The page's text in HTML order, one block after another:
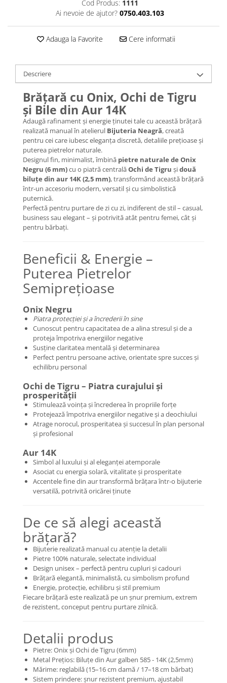
Lănțișoare cu Semilună
Lănțișoare cu Zodii
Lănțișoare cu Animale
Lănțișoare cu Molecule
Lănțișoare Argint Diverse
COLIERE CU PERLE
Coliere cu Perle Naturale
Coliere cu Perle Preciosa
COLIERE ȘNUR REGLABIL
Coliere cu Inimioare
Coliere cu Cruce
Coliere cu Stea
Coliere cu Soare
Coliere cu Semilună
Coliere cu Zodii
Coliere cu Flori
Coliere cu Animale
Coliere Diverse
BRĂȚĂRI
BRĂȚĂRI CU ȘNUR REGLABIL
Brățări din Argint cu șnur reglabil
BRĂȚĂRI CU PIETRE SEMIPREȚIOASE
Brățări din Aur cu pietre
semiprețioase
Brățări din Argint cu pietre
Brățări elastice cu pietre
semiprețioase
BRĂȚĂRI DE PICIOR
Brățări de picior din Aur
Brățări de picior din Argint
COLIERE
Coliere cu mărgele colorate și
Argint
Coliere cu pietre semiprețioase
Cod Produs: 1111
Ai nevoie de ajutor? 0750.403.103
Adauga la Favorite Cere informatii
Descriere
Brățară cu Onix, Ochi de Tigru
și Bile din Aur 14K
Adaugă rafinament și energie ținutei tale cu această brățară
realizată manual în atelierul Bijuteria Neagră, creată
pentru cei care iubesc eleganța discretă, detaliile prețioase și
puterea pietrelor naturale.
Designul fin, minimalist, îmbină pietre naturale de Onix
Negru (6 mm)cu o piatră centralăOchi de Tigru șidouă
biluțe din aur 14K (2,5 mm), transformând această brățară
într-un accesoriu modern, versatil și cu simbolistică
puternică.
Perfectă pentru purtare de zi cu zi, indiferent de stil – casual,
business sau elegant – și potrivită atât pentru femei, cât și
pentru bărbați.
Beneficii & Energie –
Puterea Pietrelor
Semiprețioase
Onix Negru
Piatra protecției și a încrederii în sine
Cunoscut pentru capacitatea de a alina stresul și de a
proteja împotriva energiilor negative
Susține claritatea mentală și determinarea
Perfect pentru persoane active, orientate spre succes și
echilibru personal
Ochi de Tigru – Piatra curajului și
prosperității
Stimulează voința și încrederea în propriile forțe
Protejează împotriva energiilor negative și a deochiului
Atrage norocul, prosperitatea și succesul în plan personal
și profesional
Aur 14K
Simbol al luxului și al eleganței atemporale
Asociat cu energia solară, vitalitate și prosperitate
Accentele fine din aur transformă brățara într-o bijuterie
versatilă, potrivită oricărei ținute
De ce să alegi această
brățară?
Bijuterie realizată manual cu atenție la detalii
Pietre 100% naturale, selectate individual
Design unisex – perfectă pentru cupluri și cadouri
Brățară elegantă, minimalistă, cu simbolism profund
Energie, protecție, echilibru și stil premium
Fiecare brățară este realizată pe un șnur premium, extrem
de rezistent, conceput pentru purtare zilnică.
Detalii produs
Pietre: Onix și Ochi de Tigru (6mm)
Metal Prețios: Biluțe din Aur galben 585 - 14K (2,5mm)
Mărime: reglabilă (15–16 cm damă / 17–18 cm bărbat)
Sistem prindere: șnur rezistent premium, ajustabil